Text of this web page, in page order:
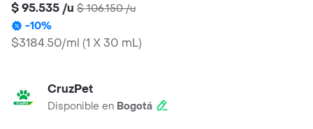
$ 95.535 /u $ 106.150/u
-10%
$3184.50/ml (1 X 30 mL)
CruzPet
Disponible en Bogotá